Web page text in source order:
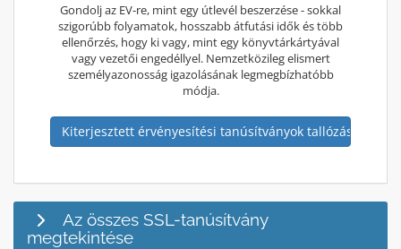
Gondolj az EV-re, mint egy útlevél beszerzése - sokkal
szigorúbb folyamatok, hosszabb átfutási idők és több
ellenőrzés, hogy ki vagy, mint egy könyvtárkártyával
vagy vezetői engedéllyel. Nemzetközileg elismert
személyazonosság igazolásának legmegbízhatóbb
módja.
Kiterjesztett érvényesítési tanúsítványok tallózása
Az összes SSL-tanúsítvány
megtekintése